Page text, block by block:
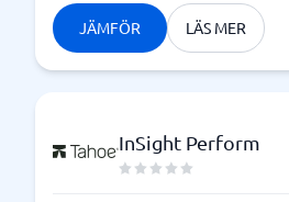
JÄMFÖR LÄS MER
InSight Perform